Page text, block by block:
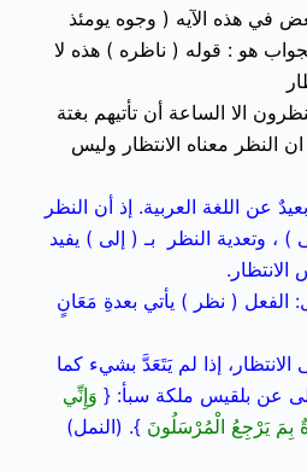
في هذه الآيه ( وجوه يومئذ
هو : قوله ( ناظره ) هذه لا
الا الساعة أن تأتيهم بغتة
النظر معناه الانتظار وليس
عن اللغة العربية. إذ أن النظر
) ، وتعدية النظر بـ ( إلى ) يفيد
الانتظار.
الفعل ( نظر ) يأتي بعدةِ مَعَانٍ
إذا لم يَتَعَدَّ بشيء كما
عن بلقيس ملكة سبأ: { وَإِنِّي
بِمَ يَرْجِعُ الْمُرْسَلُونَ }. (النمل)